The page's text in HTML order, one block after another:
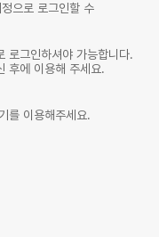
으로 로그인할 수
로그인하셔야 가능합니다.
후에 이용해 주세요.
를 이용해주세요.